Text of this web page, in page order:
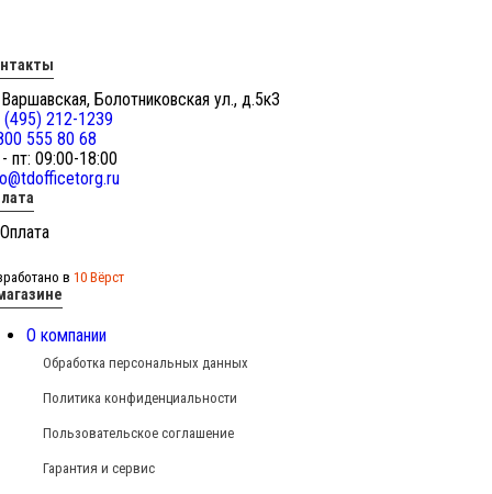
Болотниковская ул., д.5к3
(495) 212-1239
555 80 68
пт: 09:00-18:00
в 10 Вёрст
О компании
Обработка персональных данных
Политика конфиденциальности
Пользовательское соглашение
Гарантия и сервис